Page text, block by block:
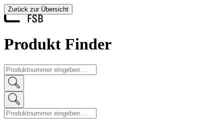
Zurück zur Übersicht
Produkt Finder